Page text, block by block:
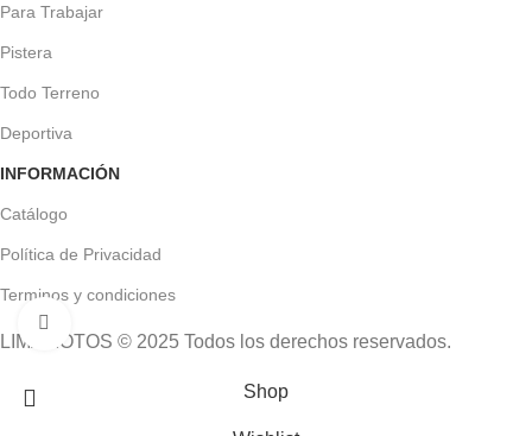
Para Trabajar
Pistera
Todo Terreno
Deportiva
INFORMACIÓN
Catálogo
Política de Privacidad
Terminos y condiciones
LIMAMOTOS © 2025 Todos los derechos reservados.
Shop